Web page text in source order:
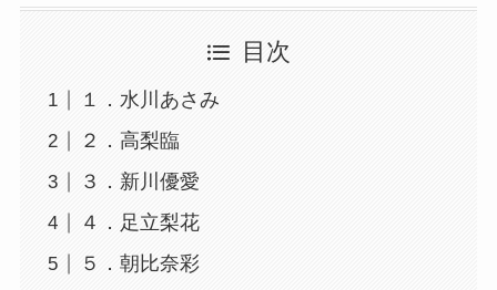
目次
１．水川あさみ
２．高梨臨
３．新川優愛
４．足立梨花
５．朝比奈彩